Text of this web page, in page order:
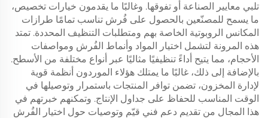
تلبي معايير الصناعة أو تفوقها. وغالبًا ما يقدمون خيارات تخصيص،
ما يسمح للمصنّعين بالحصول على فُرش تناسب تمامًا طرازات
المكانس الروبوتية الخاصة بهم ومتطلبات التنظيف المحددة. تمتد
هذه المرونة لتشمل اختيار المواد وأنماط الفُرش ومواصفات
الأحجام، مما يتيح أداءً تنظيفيًا مثاليًا عبر أنواع مختلفة من الأسطح.
بالإضافة إلى ذلك، غالبًا ما يمتلك هؤلاء الموردون أنظمة قوية
لإدارة المخزون، تضمن توافر المنتجات باستمرار وتوصيلها في
الوقت المناسب للحفاظ على جداول الإنتاج. وتمكنهم خبرتهم في
هذا المجال من تقديم دعم فني قيّم وتوصيات حول اختيار الفُرش